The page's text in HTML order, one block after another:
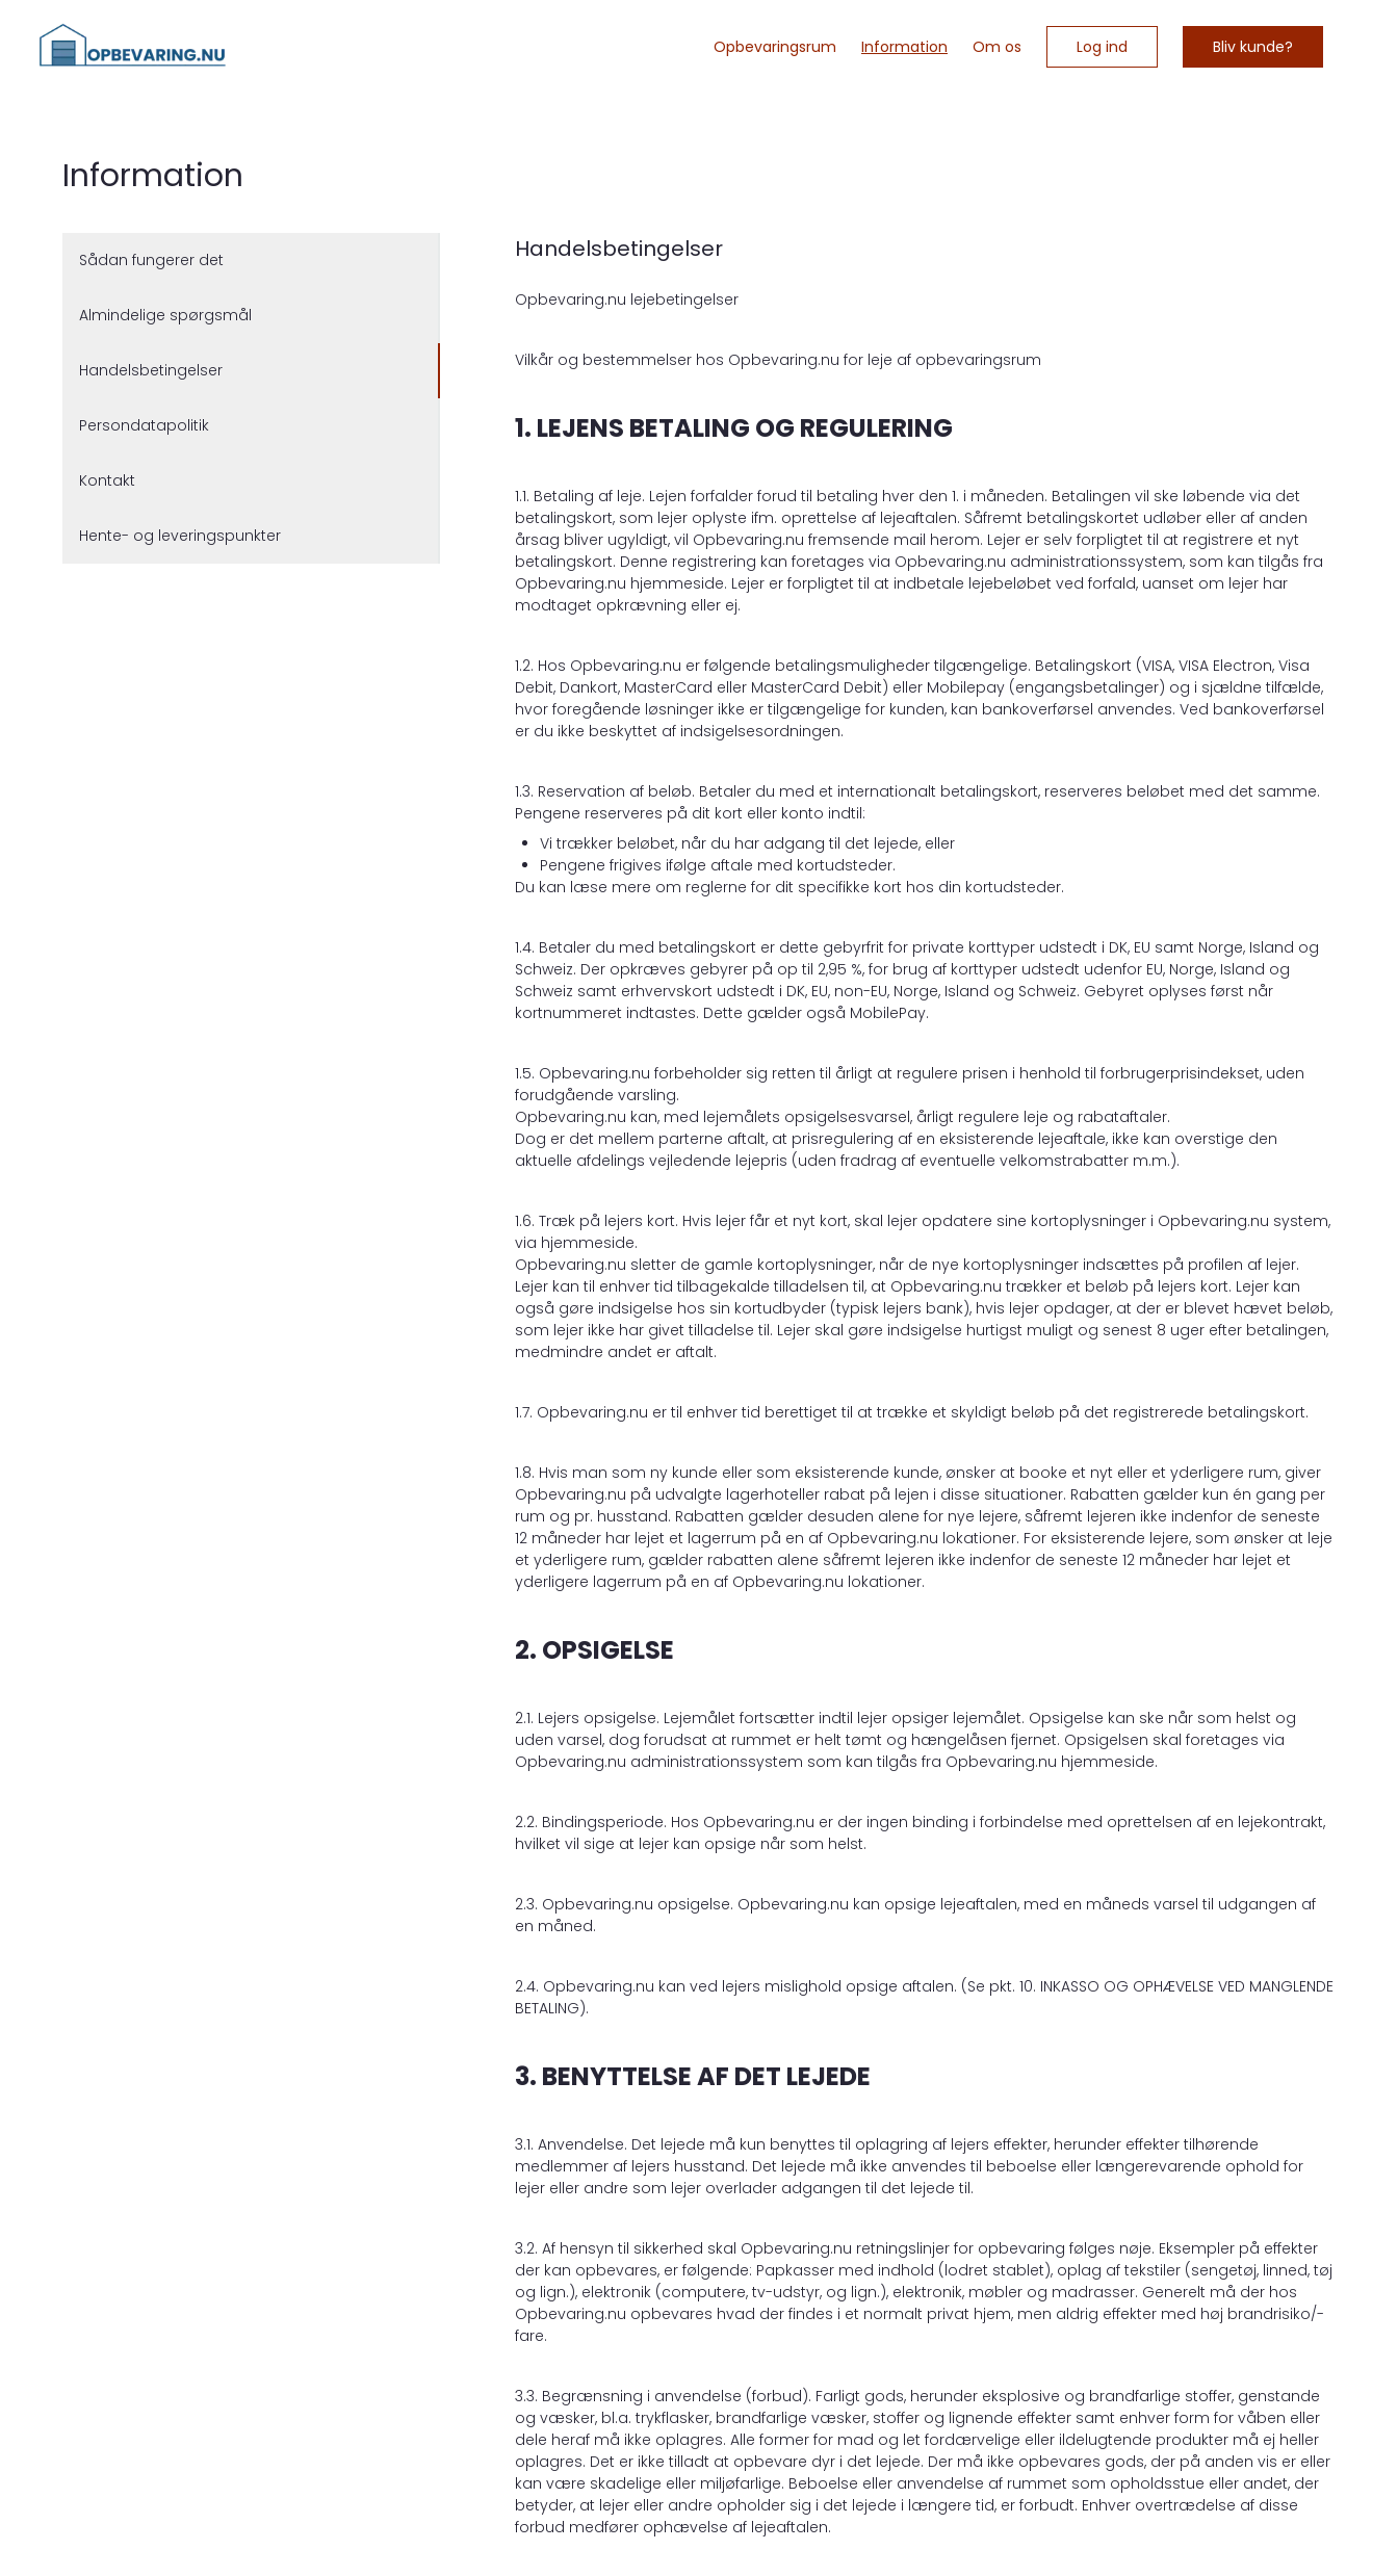
Opbevaringsrum Information Om os Log ind Bliv kunde?
Information
Sådan fungerer det
Almindelige spørgsmål
Handelsbetingelser
Persondatapolitik
Kontakt
Hente- og leveringspunkter
Handelsbetingelser
Opbevaring.nu lejebetingelser
Vilkår og bestemmelser hos Opbevaring.nu for leje af opbevaringsrum
1. LEJENS BETALING OG REGULERING
1.1. Betaling af leje. Lejen forfalder forud til betaling hver den 1. i måneden. Betalingen vil ske løbende via det
betalingskort, som lejer oplyste ifm. oprettelse af lejeaftalen. Såfremt betalingskortet udløber eller af anden
årsag bliver ugyldigt, vil Opbevaring.nu fremsende mail herom. Lejer er selv forpligtet til at registrere et nyt
betalingskort. Denne registrering kan foretages via Opbevaring.nu administrationssystem, som kan tilgås fra
Opbevaring.nu hjemmeside. Lejer er forpligtet til at indbetale lejebeløbet ved forfald, uanset om lejer har
modtaget opkrævning eller ej.
1.2. Hos Opbevaring.nu er følgende betalingsmuligheder tilgængelige. Betalingskort (VISA, VISA Electron, Visa
Debit, Dankort, MasterCard eller MasterCard Debit) eller Mobilepay (engangsbetalinger) og i sjældne tilfælde,
hvor foregående løsninger ikke er tilgængelige for kunden, kan bankoverførsel anvendes. Ved bankoverførsel
er du ikke beskyttet af indsigelsesordningen.
1.3. Reservation af beløb. Betaler du med et internationalt betalingskort, reserveres beløbet med det samme.
Pengene reserveres på dit kort eller konto indtil:
Vi trækker beløbet, når du har adgang til det lejede, eller
Pengene frigives ifølge aftale med kortudsteder.
Du kan læse mere om reglerne for dit specifikke kort hos din kortudsteder.
1.4. Betaler du med betalingskort er dette gebyrfrit for private korttyper udstedt i DK, EU samt Norge, Island og
Schweiz. Der opkræves gebyrer på op til 2,95 %, for brug af korttyper udstedt udenfor EU, Norge, Island og
Schweiz samt erhvervskort udstedt i DK, EU, non-EU, Norge, Island og Schweiz. Gebyret oplyses først når
kortnummeret indtastes. Dette gælder også MobilePay.
1.5. Opbevaring.nu forbeholder sig retten til årligt at regulere prisen i henhold til forbrugerprisindekset, uden
forudgående varsling.
Opbevaring.nu kan, med lejemålets opsigelsesvarsel, årligt regulere leje og rabataftaler.
Dog er det mellem parterne aftalt, at prisregulering af en eksisterende lejeaftale, ikke kan overstige den
aktuelle afdelings vejledende lejepris (uden fradrag af eventuelle velkomstrabatter m.m.).
1.6. Træk på lejers kort. Hvis lejer får et nyt kort, skal lejer opdatere sine kortoplysninger i Opbevaring.nu system,
via hjemmeside.
Opbevaring.nu sletter de gamle kortoplysninger, når de nye kortoplysninger indsættes på profilen af lejer.
Lejer kan til enhver tid tilbagekalde tilladelsen til, at Opbevaring.nu trækker et beløb på lejers kort. Lejer kan
også gøre indsigelse hos sin kortudbyder (typisk lejers bank), hvis lejer opdager, at der er blevet hævet beløb,
som lejer ikke har givet tilladelse til. Lejer skal gøre indsigelse hurtigst muligt og senest 8 uger efter betalingen,
medmindre andet er aftalt.
1.7. Opbevaring.nu er til enhver tid berettiget til at trække et skyldigt beløb på det registrerede betalingskort.
1.8. Hvis man som ny kunde eller som eksisterende kunde, ønsker at booke et nyt eller et yderligere rum, giver
Opbevaring.nu på udvalgte lagerhoteller rabat på lejen i disse situationer. Rabatten gælder kun én gang per
rum og pr. husstand. Rabatten gælder desuden alene for nye lejere, såfremt lejeren ikke indenfor de seneste
12 måneder har lejet et lagerrum på en af Opbevaring.nu lokationer. For eksisterende lejere, som ønsker at leje
et yderligere rum, gælder rabatten alene såfremt lejeren ikke indenfor de seneste 12 måneder har lejet et
yderligere lagerrum på en af Opbevaring.nu lokationer.
2. OPSIGELSE
2.1. Lejers opsigelse. Lejemålet fortsætter indtil lejer opsiger lejemålet. Opsigelse kan ske når som helst og
uden varsel, dog forudsat at rummet er helt tømt og hængelåsen fjernet. Opsigelsen skal foretages via
Opbevaring.nu administrationssystem som kan tilgås fra Opbevaring.nu hjemmeside.
2.2. Bindingsperiode. Hos Opbevaring.nu er der ingen binding i forbindelse med oprettelsen af en lejekontrakt,
hvilket vil sige at lejer kan opsige når som helst.
2.3. Opbevaring.nu opsigelse. Opbevaring.nu kan opsige lejeaftalen, med en måneds varsel til udgangen af
en måned.
2.4. Opbevaring.nu kan ved lejers mislighold opsige aftalen. (Se pkt. 10. INKASSO OG OPHÆVELSE VED MANGLENDE
BETALING).
3. BENYTTELSE AF DET LEJEDE
3.1. Anvendelse. Det lejede må kun benyttes til oplagring af lejers effekter, herunder effekter tilhørende
medlemmer af lejers husstand. Det lejede må ikke anvendes til beboelse eller længerevarende ophold for
lejer eller andre som lejer overlader adgangen til det lejede til.
3.2. Af hensyn til sikkerhed skal Opbevaring.nu retningslinjer for opbevaring følges nøje. Eksempler på effekter
der kan opbevares, er følgende: Papkasser med indhold (lodret stablet), oplag af tekstiler (sengetøj, linned, tøj
og lign.), elektronik (computere, tv-udstyr, og lign.), elektronik, møbler og madrasser. Generelt må der hos
Opbevaring.nu opbevares hvad der findes i et normalt privat hjem, men aldrig effekter med høj brandrisiko/-
fare.
3.3. Begrænsning i anvendelse (forbud). Farligt gods, herunder eksplosive og brandfarlige stoffer, genstande
og væsker, bl.a. trykflasker, brandfarlige væsker, stoffer og lignende effekter samt enhver form for våben eller
dele heraf må ikke oplagres. Alle former for mad og let fordærvelige eller ildelugtende produkter må ej heller
oplagres. Det er ikke tilladt at opbevare dyr i det lejede. Der må ikke opbevares gods, der på anden vis er eller
kan være skadelige eller miljøfarlige. Beboelse eller anvendelse af rummet som opholdsstue eller andet, der
betyder, at lejer eller andre opholder sig i det lejede i længere tid, er forbudt. Enhver overtrædelse af disse
forbud medfører ophævelse af lejeaftalen.